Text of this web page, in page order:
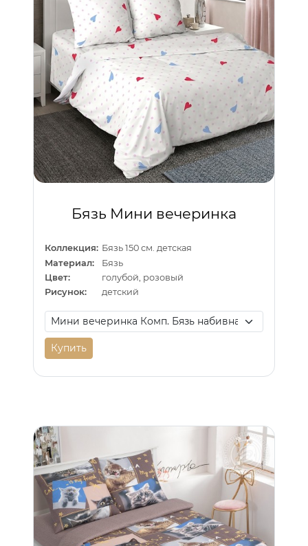
Бязь Мини вечеринка
Коллекция: Бязь 150 см. детская
Материал:
Бязь
Цвет:
голубой, розовый
Рисунок:
детский
Купить